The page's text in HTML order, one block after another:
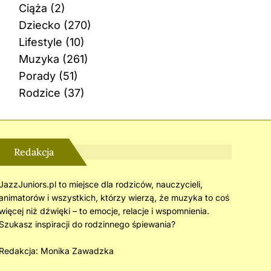
Ciąża (2)
Dziecko (270)
Lifestyle (10)
Muzyka (261)
Porady(51)
Rodzice (37)
Redakcja
to miejsce dla rodziców, nauczycieli,
i wszystkich, którzy wierzą, że muzyka to coś
niż dźwięki – to emocje, relacje i wspomnienia.
inspiracji do rodzinnego śpiewania?
Monika Zawadzka